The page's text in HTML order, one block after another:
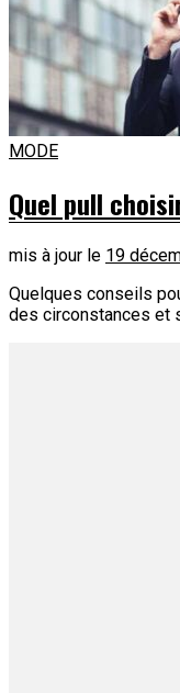
MODE
Quel pull
mis à jour le 19
Quelques conseils
des circonstances et